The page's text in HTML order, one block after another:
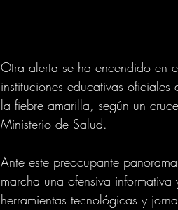
Otra alerta se ha encendido en
instituciones educativas
la fiebre amarilla, según un
Ministerio de Salud.
Ante este preocupante
marcha una ofensiva
herramientas tecnológicas y